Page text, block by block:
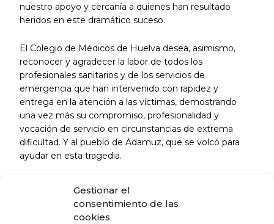
Gestionar el
consentimiento de las
cookies
nuestro apoyo y cercanía a quienes han resultado
heridos en este dramático suceso.
El Colegio de Médicos de Huelva desea, asimismo,
reconocer y agradecer la labor de todos los
profesionales sanitarios y de los servicios de
emergencia que han intervenido con rapidez y
entrega en la atención a las víctimas, demostrando
una vez más su compromiso, profesionalidad y
vocación de servicio en circunstancias de extrema
dificultad. Y al pueblo de Adamuz, que se volcó para
ayudar en esta tragedia.
Asimismo, la corporación colegial desea reconocer la
labor de los profesionales sanitarios y de los servicios
de emergencia que han intervenido en la atención a